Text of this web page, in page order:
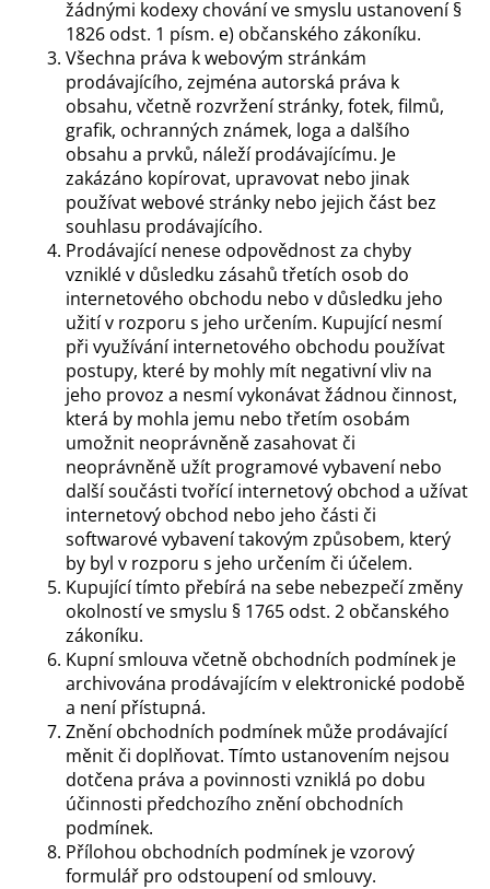
žádnými kodexy chování ve smyslu ustanovení §
1826 odst. 1 písm. e) občanského zákoníku.
Všechna práva k webovým stránkám
prodávajícího, zejména autorská práva k
obsahu, včetně rozvržení stránky, fotek, filmů,
grafik, ochranných známek, loga a dalšího
obsahu a prvků, náleží prodávajícímu. Je
zakázáno kopírovat, upravovat nebo jinak
používat webové stránky nebo jejich část bez
souhlasu prodávajícího.
Prodávající nenese odpovědnost za chyby
vzniklé v důsledku zásahů třetích osob do
internetového obchodu nebo v důsledku jeho
užití v rozporu s jeho určením. Kupující nesmí
při využívání internetového obchodu používat
postupy, které by mohly mít negativní vliv na
jeho provoz a nesmí vykonávat žádnou činnost,
která by mohla jemu nebo třetím osobám
umožnit neoprávněně zasahovat či
neoprávněně užít programové vybavení nebo
další součásti tvořící internetový obchod a užívat
internetový obchod nebo jeho části či
softwarové vybavení takovým způsobem, který
by byl v rozporu s jeho určením či účelem.
Kupující tímto přebírá na sebe nebezpečí změny
okolností ve smyslu § 1765 odst. 2 občanského
zákoníku.
Kupní smlouva včetně obchodních podmínek je
archivována prodávajícím v elektronické podobě
a není přístupná.
Znění obchodních podmínek může prodávající
měnit či doplňovat. Tímto ustanovením nejsou
dotčena práva a povinnosti vzniklá po dobu
účinnosti předchozího znění obchodních
podmínek.
Přílohou obchodních podmínek je vzorový
formulář pro odstoupení od smlouvy.